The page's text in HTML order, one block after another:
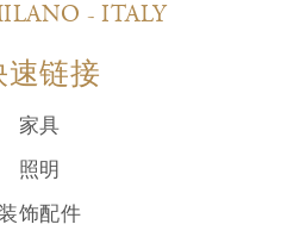
- ITALY
速链接
家具
照明
装饰配件